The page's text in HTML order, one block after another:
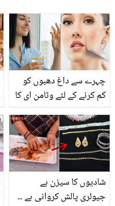
چہرے سے داغ دھبوں کو
کم کرنے کے لئے وٹامن ای کا
جانیئے چند آسان طریقے
اور اس کے کرشماتی فوائد
شادیوں کا سیزن ہے
جیولری پالش کروانی ہے ۔۔